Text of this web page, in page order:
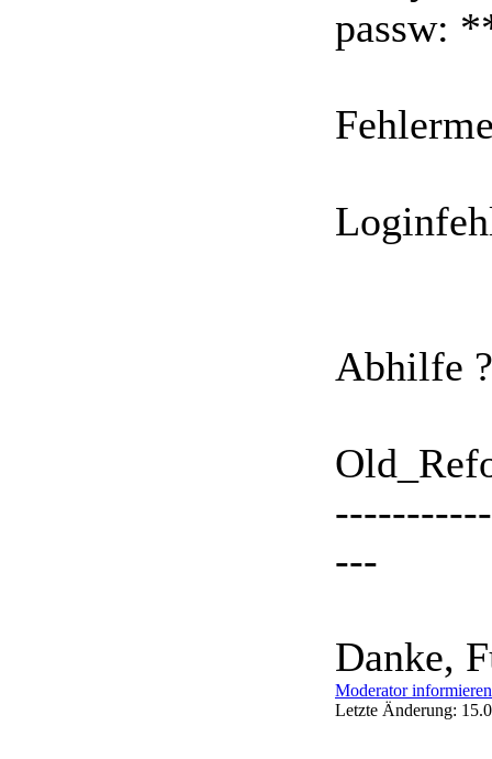
passw:
Abhilfe
---
Danke,
Moderator informieren
Letzte Änderung: